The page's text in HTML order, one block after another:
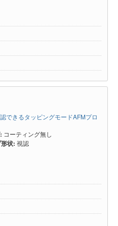
できるタッピングモードAFMプロ
コーティング無し
状: 視認